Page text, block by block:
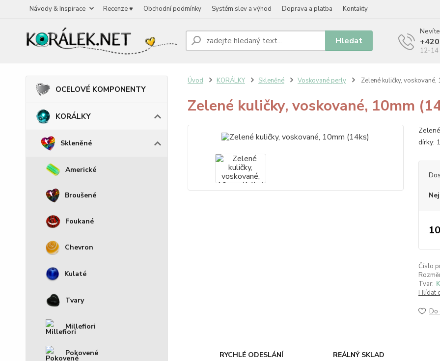
Návody & Inspirace Recenze ♥ Obchodní podmínky Systém slev a výhod Doprava a platba Kontakty
Hledat
12-14
OCELOVÉ KOMPONENTY
KORÁLKY
Skleněné
Americké
Broušené
Foukané
Chevron
Kulaté
Tvary
Millefiori
Pokovené
Úvod KORÁLKY Skleněné Voskované perly Zelené kuličky, voskované,
Zelené kuličky, voskované, 10mm
dírky:
Číslo
Tvar:
Hlídat
Do
RYCHLÉ ODESLÁNÍ
REÁLNÝ SKLAD